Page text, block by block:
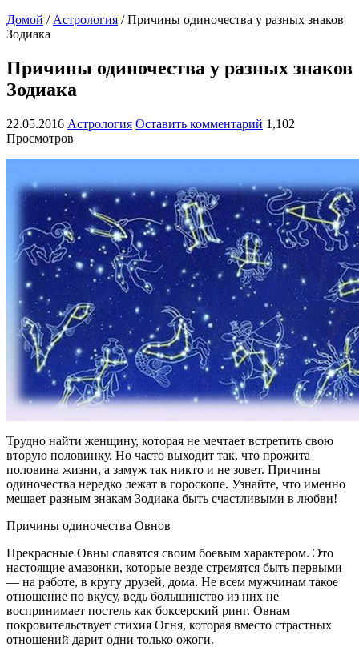
Домой / Астрология / Причины одиночества у разных знаков
Зодиака
Причины одиночества у разных знаков
Зодиака
22.05.2016 Астрология Оставить комментарий 1,102
Просмотров
Трудно найти женщину, которая не мечтает встретить свою
вторую половинку. Но часто выходит так, что прожита
половина жизни, а замуж так никто и не зовет. Причины
одиночества нередко лежат в гороскопе. Узнайте, что именно
мешает разным знакам Зодиака быть счастливыми в любви!
Причины одиночества Овнов
Прекрасные Овны славятся своим боевым характером. Это
настоящие амазонки, которые везде стремятся быть первыми
— на работе, в кругу друзей, дома. Не всем мужчинам такое
отношение по вкусу, ведь большинство из них не
воспринимает постель как боксерский ринг. Овнам
покровительствует стихия Огня, которая вместо страстных
отношений дарит одни только ожоги.